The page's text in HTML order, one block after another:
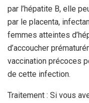
par l’hépatite B, elle
par le placenta,
femmes atteintes
d’accoucher
vaccination précoces
de cette infection.
Traitement : Si vous